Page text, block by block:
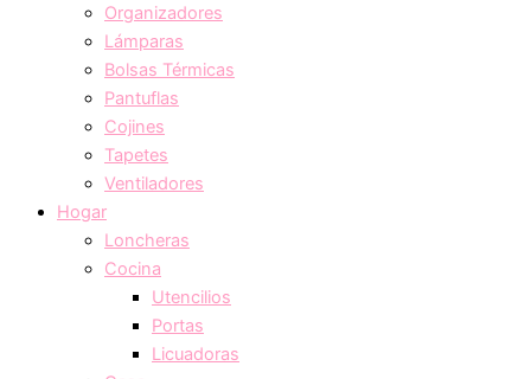
Organizadores
Lámparas
Bolsas Térmicas
Pantuflas
Cojines
Tapetes
Ventiladores
Hogar
Loncheras
Cocina
Utencilios
Portas
Licuadoras